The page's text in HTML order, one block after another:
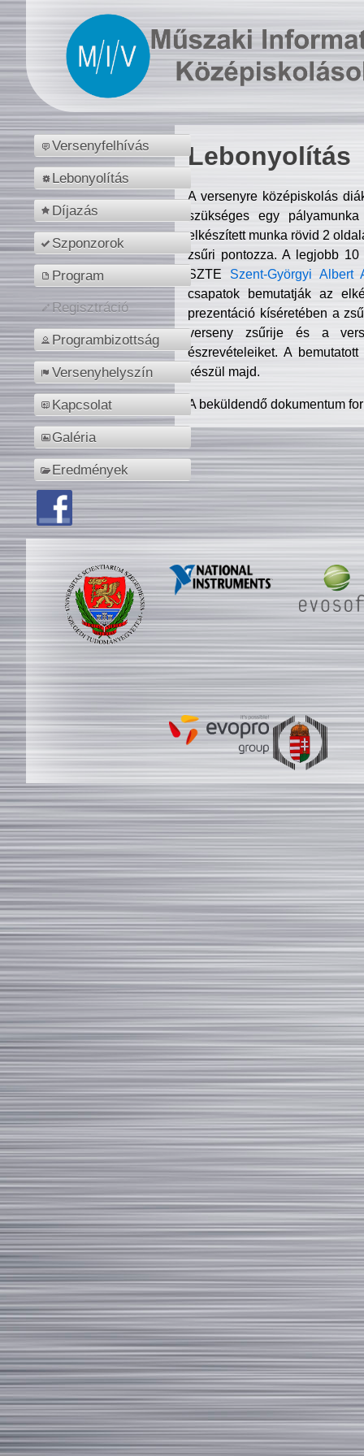
Versenyfelhívás
Lebonyolítás
Díjazás
Szponzorok
Program
Regisztráció
Programbizottság
Versenyhelyszín
Kapcsolat
Galéria
Eredmények
Lebonyolítás
A versenyre középiskolás
szükséges egy
elkészített munka rövid 2
zsűri pontozza. A legjobb
SZTE Szent-Györgyi Albert
csapatok bemutatják az
prezentáció kíséretében a
verseny zsűrije és a
észrevételeiket. A
készül majd.
A beküldendő dokumentum